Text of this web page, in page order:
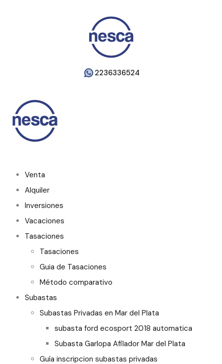
2236336524
Venta
Alquiler
Inversiones
Vacaciones
Tasaciones
Tasaciones
Guia de Tasaciones
Método comparativo
Subastas
Subastas Privadas en Mar del Plata
subasta ford ecosport 2018 automatica
Subasta Garlopa Afilador Mar del Plata
Guía inscripcion subastas privadas